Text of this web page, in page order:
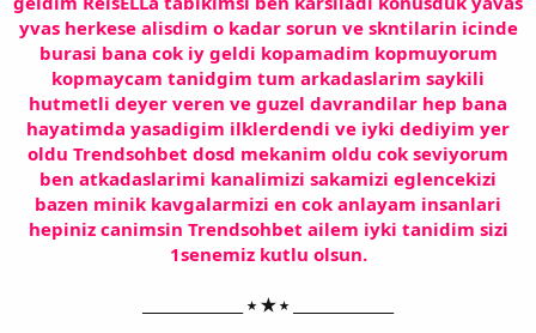
yvas herkese alisdim o kadar sorun ve skntilarin icinde
burasi bana cok iy geldi kopamadim kopmuyorum
kopmaycam tanidgim tum arkadaslarim saykili
hutmetli deyer veren ve guzel davrandilar hep bana
hayatimda yasadigim ilklerdendi ve iyki dediyim yer
oldu Trendsohbet dosd mekanim oldu cok seviyorum
ben atkadaslarimi kanalimizi sakamizi eglencekizi
bazen minik kavgalarmizi en cok anlayam insanlari
hepiniz canimsin Trendsohbet ailem iyki tanidim sizi
1senemiz kutlu olsun.
______________ ⭑ ★ ⭑ ______________